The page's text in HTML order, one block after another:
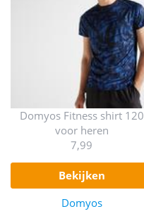
Domyos Fitness shirt 120
voor heren
7,99
bekijken
Domyos